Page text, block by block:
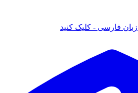
فارسی - کلیک کنید